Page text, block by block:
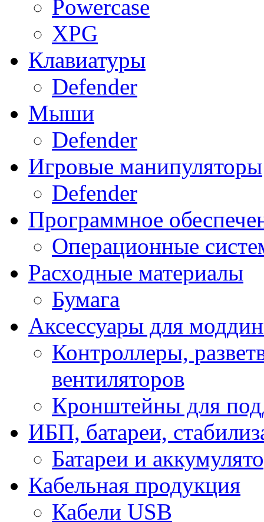
Powercase
XPG
Клавиатуры
Defender
Мыши
Defender
Игровые манипуляторы
Defender
Программное
Операционные
Расходные материалы
Бумага
Аксессуары для
Контроллеры,
вентиляторов
Кронштейны для
ИБП, батареи,
Батареи и
Кабельная продукция
Кабели USB